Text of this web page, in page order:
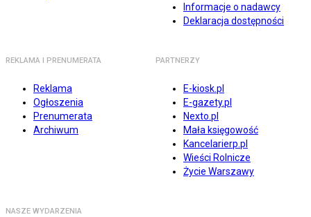
Informacje o nadawcy
Deklaracja dostępności
REKLAMA I PRENUMERATA
Reklama
Ogłoszenia
Prenumerata
Archiwum
PARTNERZY
E-kiosk.pl
E-gazety.pl
Nexto.pl
Mała księgowość
Kancelarierp.pl
Wieści Rolnicze
Życie Warszawy
NASZE WYDARZENIA